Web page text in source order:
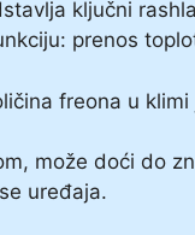
ključni
prenos
freona u
može doći do
uređaja.